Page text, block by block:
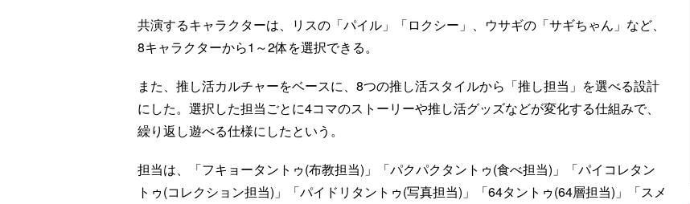
共演するキャラクターは、リスの「パイル」「ロクシー」、ウサギの「サギちゃん」など、
8キャラクターから1～2体を選択できる。
また、推し活カルチャーをベースに、8つの推し活スタイルから「推し担当」を選べる設計
にした。選択した担当ごとに4コマのストーリーや推し活グッズなどが変化する仕組みで、
繰り返し遊べる仕様にしたという。
担当は、「フキョータントゥ(布教担当)」「パクパクタントゥ(食べ担当)」「パイコレタン
トゥ(コレクション担当)」「パイドリタントゥ(写真担当)」「64タントゥ(64層担当)」「スメ